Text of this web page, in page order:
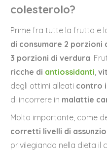
colesterolo?
Prime fra tutte la frutta e
di consumare 2
3 porzioni di verdura.
ricche di antiossidanti,
degli ottimi alleati contro
di incorrere in malattie
Molto importante, come
corretti livelli di
privilegiando nella dieta il